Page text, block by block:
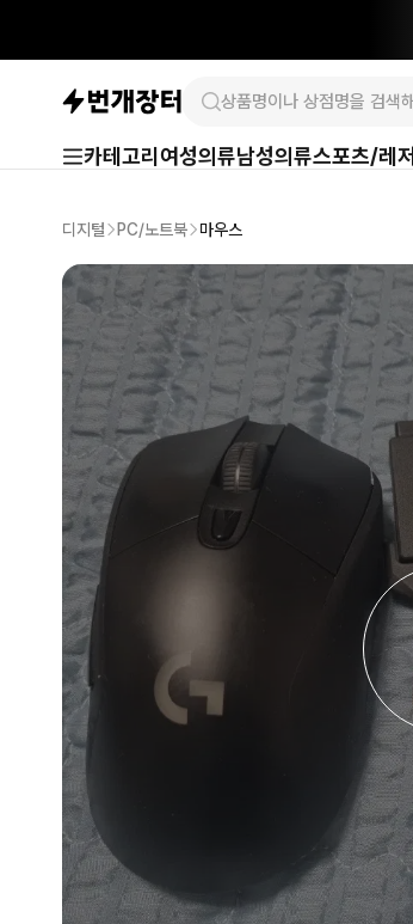
카테고리 여성의류남성의류스포츠/레저
디지털 PC/노트북 마우스